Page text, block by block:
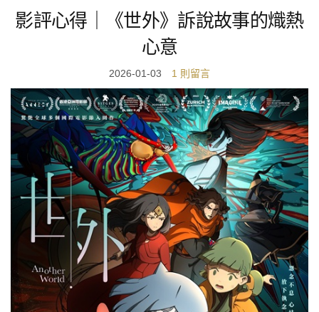
影評心得｜《世外》訴說故事的熾熱
心意
2026-01-03 1 則留言